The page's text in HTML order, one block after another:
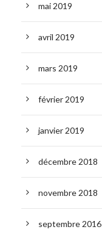
mai 2019
avril 2019
mars 2019
février 2019
janvier 2019
décembre 2018
novembre 2018
septembre 2016